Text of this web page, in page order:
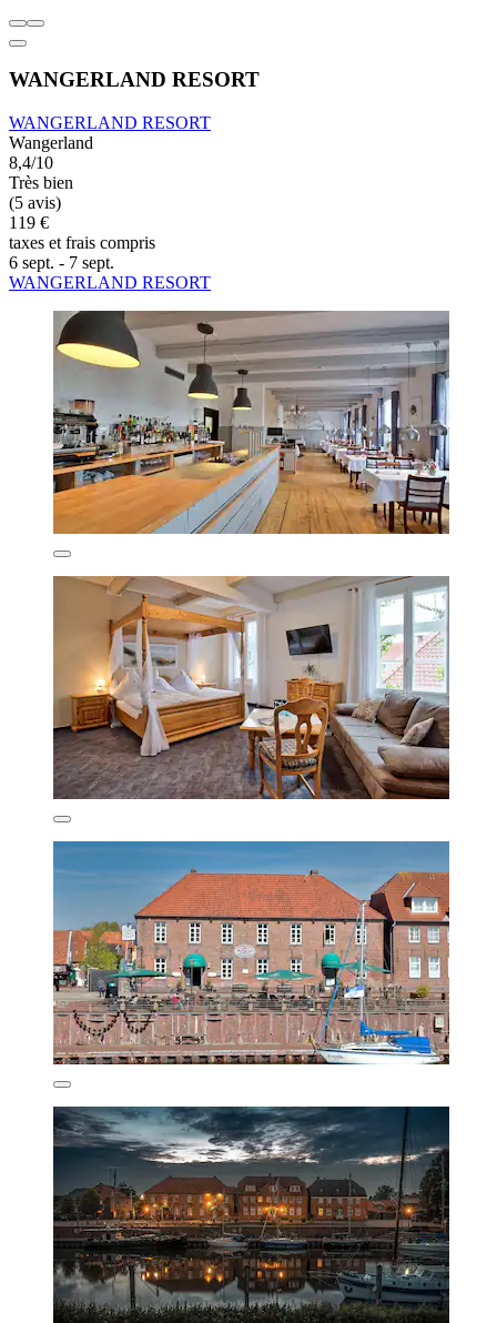
WANGERLAND RESORT
WANGERLAND RESORT
Wangerland
8,4/10
Très bien
(5 avis)
119 €
taxes et frais compris
6 sept. - 7 sept.
WANGERLAND RESORT